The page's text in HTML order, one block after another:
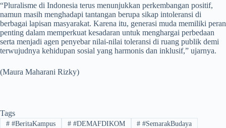
“Pluralisme di Indonesia terus menunjukkan perkembangan positif,
namun masih menghadapi tantangan berupa sikap intoleransi di
berbagai lapisan masyarakat. Karena itu, generasi muda memiliki peran
penting dalam memperkuat kesadaran untuk menghargai perbedaan
serta menjadi agen penyebar nilai-nilai toleransi di ruang publik demi
terwujudnya kehidupan sosial yang harmonis dan inklusif,” ujarnya.
(Maura Maharani Rizky)
Tags
##BeritaKampus ##DEMAFDIKOM # #SemarakBudaya